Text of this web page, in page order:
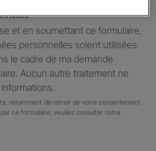
*
et en soumettant ce formulaire,
personnelles soient utilisées
le cadre de ma demande
Aucun autre traitement ne
notamment de retrait de votre consentement
ce formulaire, veuillez consulter notre